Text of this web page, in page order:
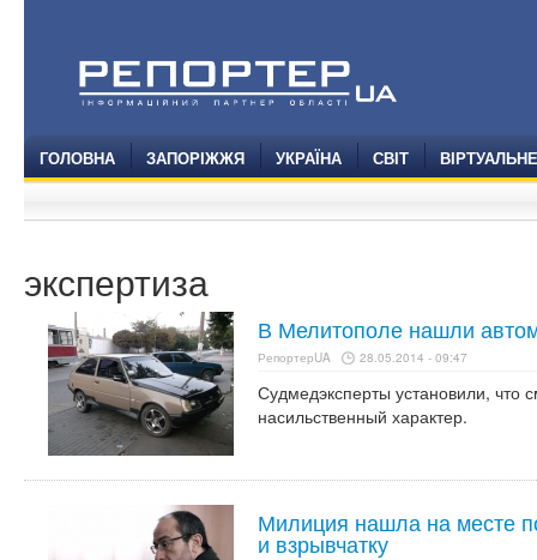
ГОЛОВНА ЗАПОРІЖЖЯ УКРАЇНА СВІТ
экспертиза
В Мелитополе нашли
РепортерUA 28.05.2014 - 09:47
Судмедэксперты установили, что
насильственный характер.
Милиция нашла на месте
и взрывчатку